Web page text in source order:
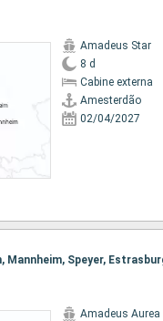
Amadeus Star
8 d
Cabine externa
Amesterdão
02/04/2027
Amadeus Aurea